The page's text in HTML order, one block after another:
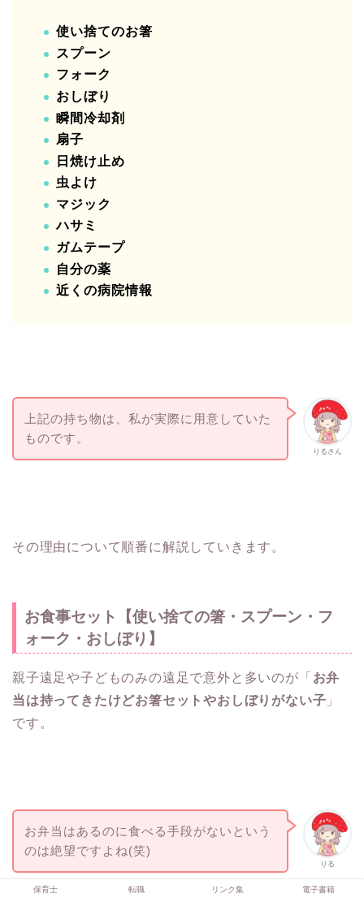
使い捨てのお箸
スプーン
フォーク
おしぼり
瞬間冷却剤
扇子
日焼け止め
虫よけ
マジック
ハサミ
ガムテープ
自分の薬
近くの病院情報
りるさん
上記の持ち物は、私が実際に用意していた
ものです。
その理由について順番に解説していきます。
お食事セット【使い捨ての箸・スプーン・フ
ォーク・おしぼり】
親子遠足や子どものみの遠足で意外と多いのが「 お弁
当は持ってきたけどお箸セットやおしぼりがない子 」
です。
りる
お弁当はあるのに食べる手段がないという
のは絶望ですよね(笑)
保育士 転職 リンク集 電子書籍